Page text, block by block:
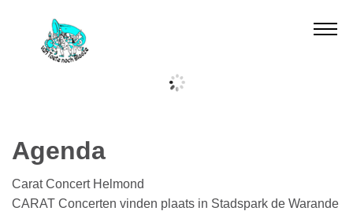
Repertoire
Agenda
Carat Concert Helmond
CARAT Concerten vinden plaats in Stadspark de Warande